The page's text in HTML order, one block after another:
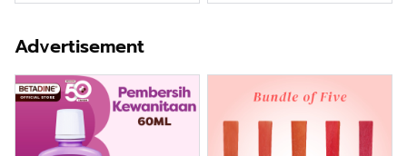
Santai Slimfit Formal
Advertisement